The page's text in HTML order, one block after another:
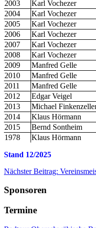
2003
Karl Vochezer
2004
Karl Vochezer
2005
Karl Vochezer
2006
Karl Vochezer
2007
Karl Vochezer
2008
Karl Vochezer
2009
Manfred Gelle
2010
Manfred Gelle
2011
Manfred Gelle
2012
Edgar Veigel
2013
Michael
2014
Klaus Hörmann
2015
Bernd Sontheim
1978
Klaus Hörmann
Stand 12/2025
Nächster Beitrag:
Sponsoren
Termine